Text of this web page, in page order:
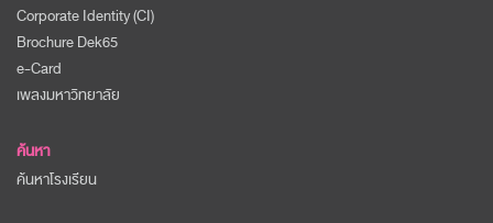
Corporate Identity (CI)
Brochure Dek65
e-Card
เพลงมหาวิทยาลัย
ค้นหา
ค้นหาโรงเรียน